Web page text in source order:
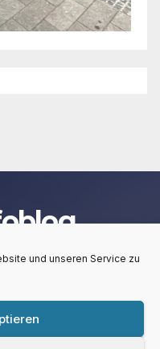
und unseren Service zu